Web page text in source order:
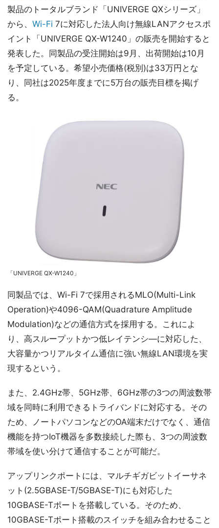
製品のトータルブランド「UNIVERGE QXシリーズ」
から、 Wi-Fi 7に対応した法人向け無線LANアクセスポ
イント「UNIVERGE QX-W1240」の販売を開始すると
発表した。同製品の受注開始は9月、出荷開始は10月
を予定している。希望小売価格(税別)は33万円とな
り、同社は2025年度までに5万台の販売目標を掲げ
る。
「UNIVERGE QX-W1240」
同製品では、Wi-Fi 7で採用されるMLO(Multi-Link
Operation)や4096-QAM(Quadrature Amplitude
Modulation)などの通信方式を採用する。これによ
り、高スループットかつ低レイテンシ―に対応した、
大容量かつリアルタイム通信に強い無線LAN環境を実
現するという。
また、2.4GHz帯、5GHz帯、6GHz帯の3つの周波数帯
域を同時に利用できるトライバンドに対応する。その
ため、ノートパソコンなどのOA端末だけでなく、通信
機能を持つIoT機器を多数接続した際も、3つの周波数
帯域を使い分けて通信することが可能だ。
アップリンクポートには、マルチギガビットイーサネ
ット(2.5GBASE-T/5GBASE-T)にも対応した
10GBASE-Tポートを搭載している。そのため、
10GBASE-Tポート搭載のスイッチを組み合わせること